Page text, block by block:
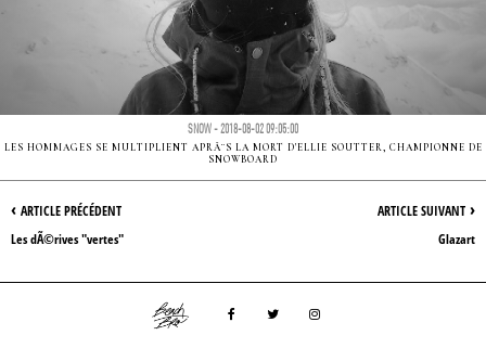
SNOW - 2018-08-02 09:05:00
LES HOMMAGES SE MULTIPLIENT APRÃ¨S LA MORT D'ELLIE SOUTTER, CHAMPIONNE DE
SNOWBOARD
ARTICLE SUIVANT ›
Glazart
‹ ARTICLE PRÉCÉDENT
Les dÃ©rives "vertes"